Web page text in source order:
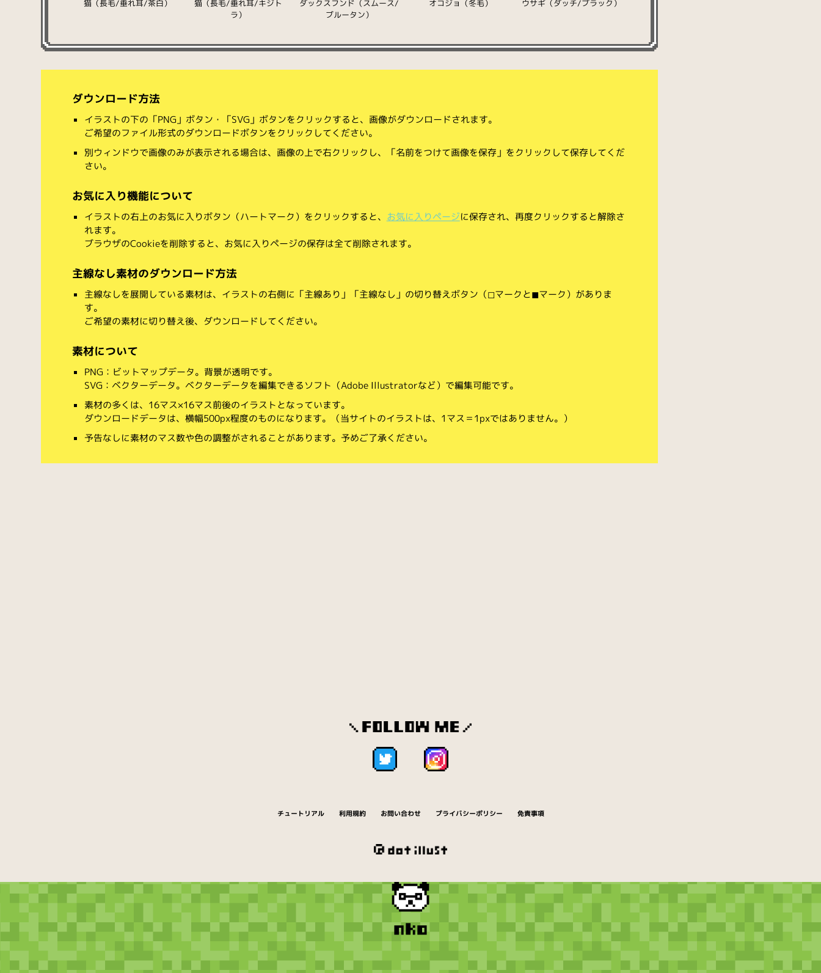
猫（長毛/垂れ耳/茶白）
猫（長毛/垂れ耳/キジト
ラ）
ダックスフンド（スムース/
ブルータン）
オコジョ（冬毛） ウサギ（ダッチ/ブラック）
ダウンロード方法
イラストの下の「PNG」ボタン・「SVG」ボタンをクリックすると、画像がダウンロードされます。
ご希望のファイル形式のダウンロードボタンをクリックしてください。
別ウィンドウで画像のみが表示される場合は、画像の上で右クリックし、「名前をつけて画像を保存」をクリックして保存してくだ
さい。
お気に入り機能について
イラストの右上のお気に入りボタン（ハートマーク）をクリックすると、 お気に入りページに保存され、再度クリックすると解除さ
れます。
ブラウザのCookieを削除すると、お気に入りページの保存は全て削除されます。
主線なし素材のダウンロード方法
主線なしを展開している素材は、イラストの右側に「主線あり」「主線なし」の切り替えボタン（◻︎マークと◼︎マーク）がありま
す。
ご希望の素材に切り替え後、ダウンロードしてください。
素材について
PNG：ビットマップデータ。背景が透明です。
SVG：ベクターデータ。ベクターデータを編集できるソフト（Adobe Illustratorなど）で編集可能です。
素材の多くは、16マス×16マス前後のイラストとなっています。
ダウンロードデータは、横幅500px程度のものになります。（当サイトのイラストは、1マス＝1pxではありません。）
予告なしに素材のマス数や色の調整がされることがあります。予めご了承ください。
チュートリアル 利用規約 お問い合わせ プライバシーポリシー 免責事項